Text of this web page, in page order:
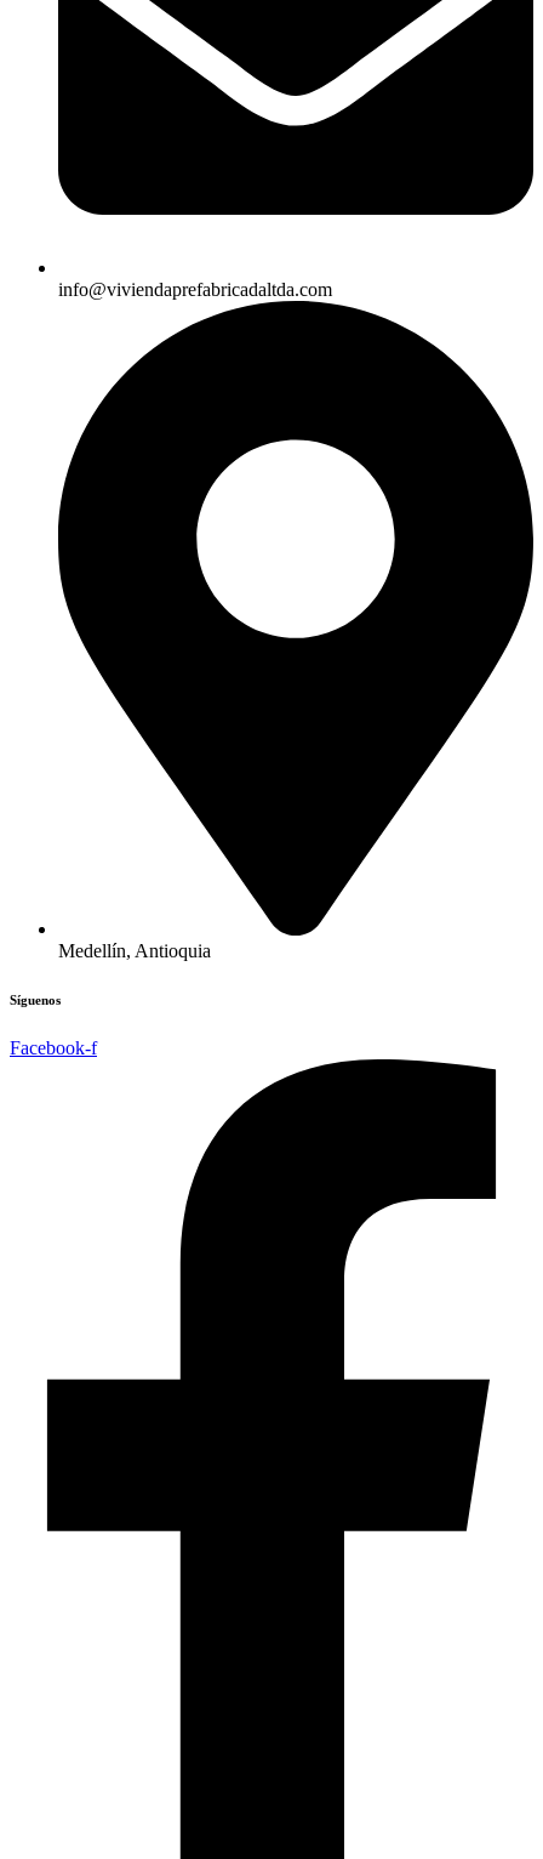
info@viviendaprefabricadaltda.com
Medellín, Antioquia
Síguenos
Facebook-f